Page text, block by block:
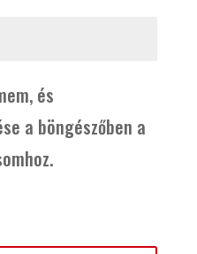
és
a böngészőben a